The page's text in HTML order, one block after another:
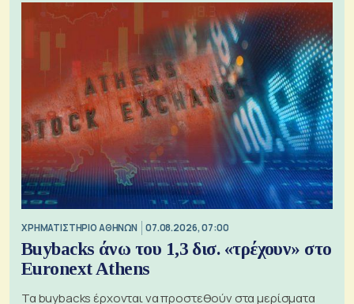
XΡΗΜΑΤΙΣΤΗΡΙΟ ΑΘΗΝΩΝ 07.08.2026, 07:00
Buybacks άνω του 1,3 δισ. «τρέχουν» στο
Euronext Athens
Τα buybacks έρχονται να προστεθούν στα μερίσματα